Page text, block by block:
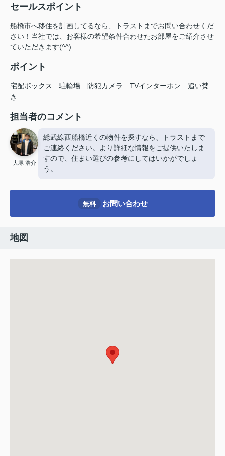
セールスポイント
船橋市へ移住を計画してるなら、トラストまでお問い合わせくだ
さい！当社では、お客様の希望条件合わせたお部屋をご紹介させ
ていただきます(^^)
ポイント
宅配ボックス 駐輪場 防犯カメラ TVインターホン
追い焚
き
担当者のコメント
大塚 浩介
総武線西船橋近くの物件を探すなら、トラストまで
ご連絡ください。より詳細な情報をご提供いたしま
すので、住まい選びの参考にしてはいかがでしょ
う。
無料 お問い合わせ
地図